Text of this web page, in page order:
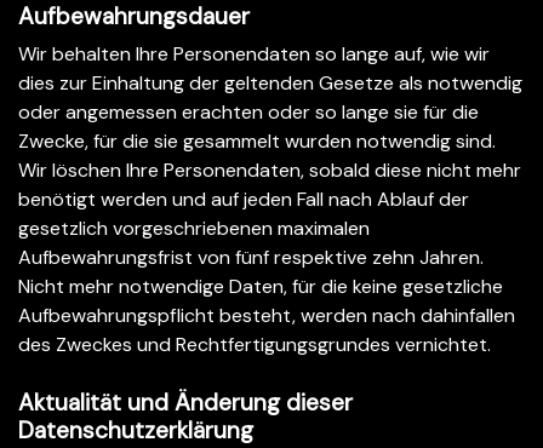
Aufbewahrungsdauer
Wir behalten Ihre Personendaten so lange auf, wie wir
dies zur Einhaltung der geltenden Gesetze als notwendig
oder angemessen erachten oder so lange sie für die
Zwecke, für die sie gesammelt wurden notwendig sind.
Wir löschen Ihre Personendaten, sobald diese nicht mehr
benötigt werden und auf jeden Fall nach Ablauf der
gesetzlich vorgeschriebenen maximalen
Aufbewahrungsfrist von fünf respektive zehn Jahren.
Nicht mehr notwendige Daten, für die keine gesetzliche
Aufbewahrungspflicht besteht, werden nach dahinfallen
des Zweckes und Rechtfertigungsgrundes vernichtet.
Aktualität und Änderung dieser
Datenschutzerklärung